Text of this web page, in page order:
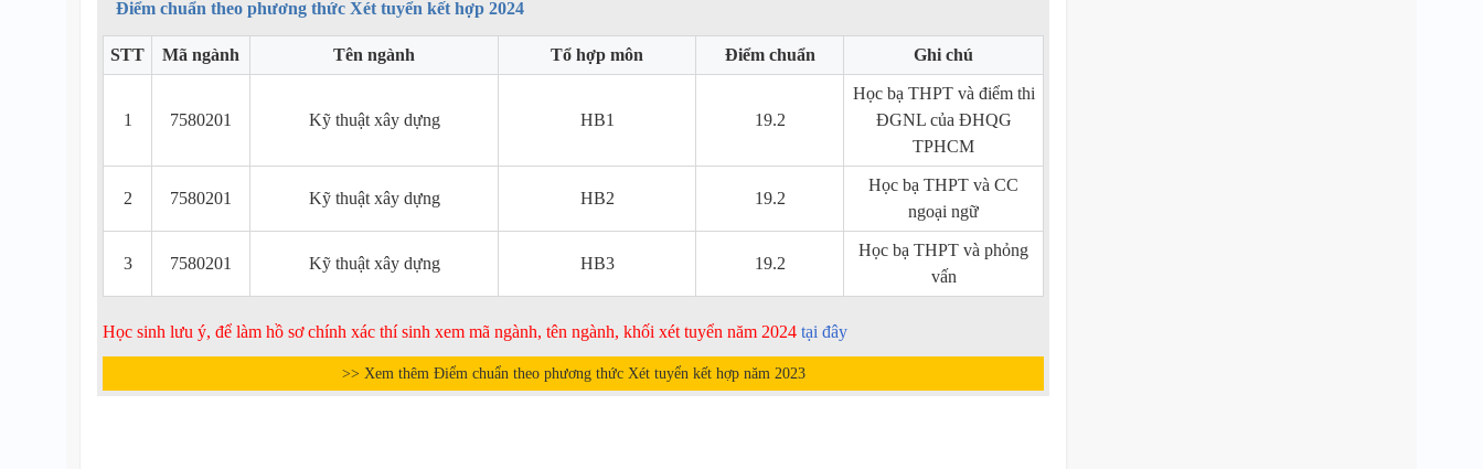
Điểm chuẩn theo phương thức Xét tuyển kết hợp 2024
STT Mã ngành Tên ngành Tổ hợp môn Điểm chuẩn Ghi chú
1 7580201 Kỹ thuật xây dựng HB1 19.2
Học bạ THPT và điểm thi
ĐGNL của ĐHQG
TPHCM
2 7580201 Kỹ thuật xây dựng HB2 19.2
Học bạ THPT và CC
ngoại ngữ
3 7580201 Kỹ thuật xây dựng HB3 19.2
Học bạ THPT và phỏng
vấn
Học sinh lưu ý, để làm hồ sơ chính xác thí sinh xem mã ngành, tên ngành, khối xét tuyển năm 2024 tại đây
>> Xem thêm Điểm chuẩn theo phương thức Xét tuyển kết hợp năm 2023